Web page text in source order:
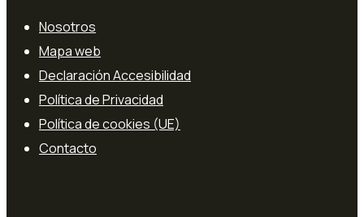
Nosotros
Mapa web
Declaración Accesibilidad
Política de Privacidad
Política de cookies (UE)
Contacto